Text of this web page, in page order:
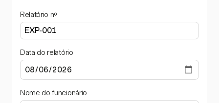
Relatório nº
Data do relatório
Nome do funcionário